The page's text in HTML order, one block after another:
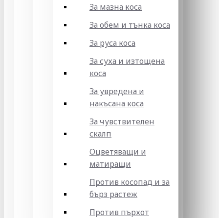
За мазна коса
За обем и тънка коса
За руса коса
За суха и изтощена
коса
За увредена и
накъсана коса
За чувствителен
скалп
Оцветяващи и
матиращи
Против косопад и за
бърз растеж
Против пърхот